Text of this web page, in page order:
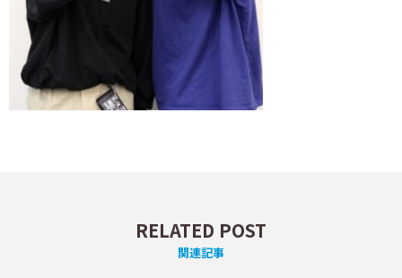
RELATED POST
関連記事